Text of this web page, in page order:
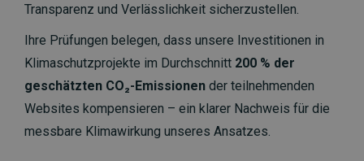
Transparenz und Verlässlichkeit sicherzustellen.
Ihre Prüfungen belegen, dass unsere Investitionen in
Klimaschutzprojekte im Durchschnitt 200 % der
geschätzten CO₂-Emissionen der teilnehmenden
Websites kompensieren – ein klarer Nachweis für die
messbare Klimawirkung unseres Ansatzes.